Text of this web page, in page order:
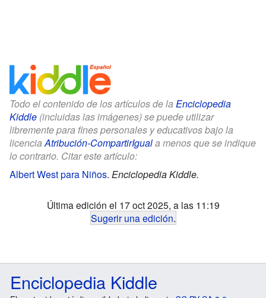
Todo el contenido de los artículos de la Enciclopedia
Kiddle (incluidas las imágenes) se puede utilizar
libremente para fines personales y educativos bajo la
licenciaAtribución-CompartirIguala menos que se indique
lo contrario. Citar este artículo:
Albert West para Niños. Enciclopedia Kiddle.
Última edición el 17 oct 2025, a las 11:19
Sugerir una edición.
Enciclopedia Kiddle